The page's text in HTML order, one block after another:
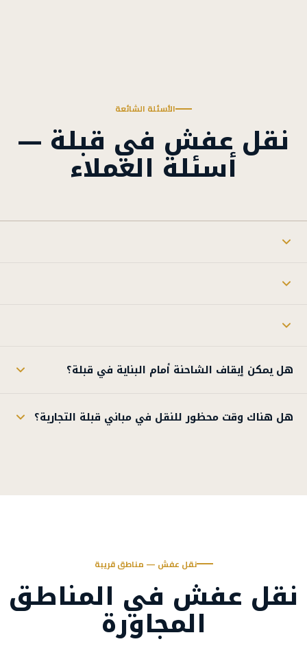
الأسئلة الشائعة
نقل عفش في قبلة —
أسئلة العملاء
هل يمكن إيقاف الشاحنة أمام البناية في قبلة؟
هل هناك وقت محظور للنقل في مباني قبلة التجارية؟
نقل عفش — مناطق قريبة
نقل عفش في المناطق
المجاورة